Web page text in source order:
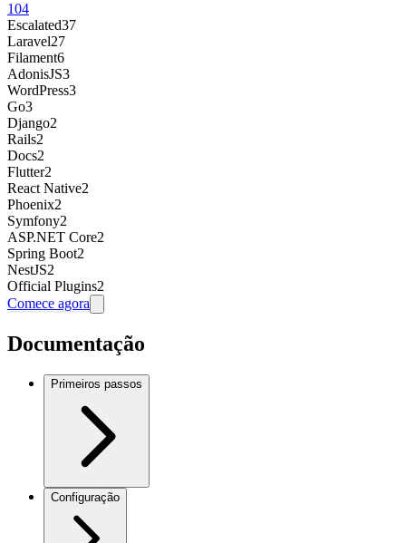
104
Escalated37
Laravel27
Filament6
AdonisJS3
WordPress3
Go3
Django2
Rails2
Docs2
Flutter2
React Native2
Phoenix2
Symfony2
ASP.NET Core2
Spring Boot2
NestJS2
Official Plugins2
Comece agora
Documentação
Primeiros passos
Configuração